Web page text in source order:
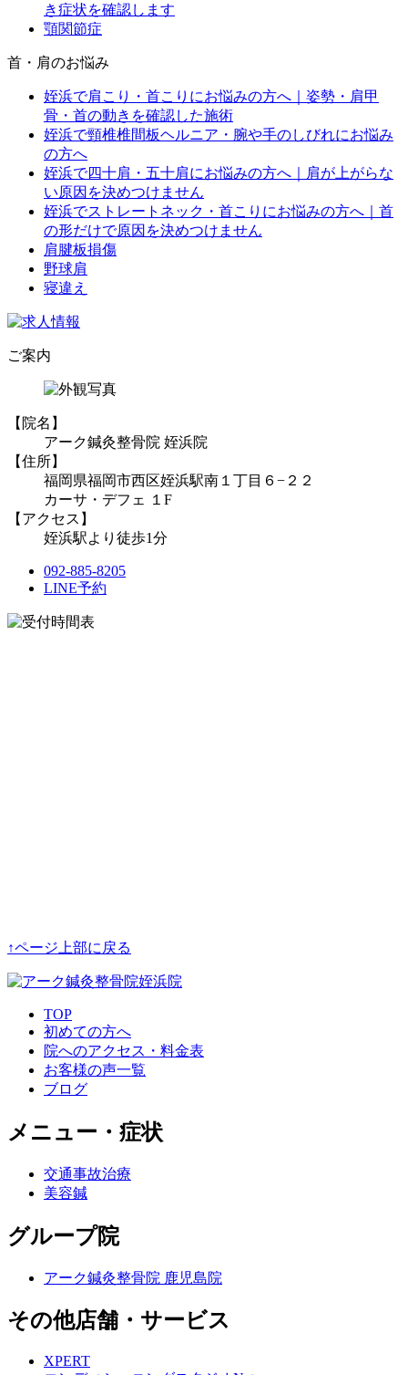
き症状を確認します
顎関節症
首・肩のお悩み
姪浜で肩こり・首こりにお悩みの方へ｜姿勢・肩甲
骨・首の動きを確認した施術
姪浜で頸椎椎間板ヘルニア・腕や手のしびれにお悩み
の方へ
姪浜で四十肩・五十肩にお悩みの方へ｜肩が上がらな
い原因を決めつけません
姪浜でストレートネック・首こりにお悩みの方へ｜首
の形だけで原因を決めつけません
肩腱板損傷
野球肩
寝違え
ご案内
【院名】
アーク鍼灸整骨院 姪浜院
【住所】
福岡県福岡市西区姪浜駅南１丁目６−２２
カーサ・デフェ １F
【アクセス】
姪浜駅より徒歩1分
092-885-8205
LINE予約
↑ページ上部に戻る
TOP
初めての方へ
院へのアクセス・料金表
お客様の声一覧
ブログ
メニュー・症状
交通事故治療
美容鍼
グループ院
アーク鍼灸整骨院 鹿児島院
その他店舗・サービス
XPERT